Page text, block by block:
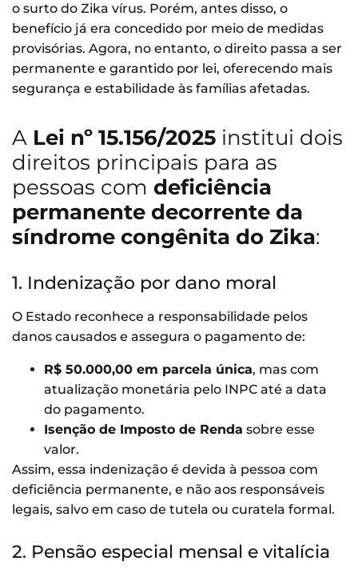
o surto do Zika vírus. Porém, antes disso, o
benefício já era concedido por meio de medidas
provisórias. Agora, no entanto, o direito passa a ser
permanente e garantido por lei, oferecendo mais
segurança e estabilidade às famílias afetadas.
A Lei nº 15.156/2025 institui dois
direitos principais para as
pessoas com deficiência
permanente decorrente da
síndrome congênita do Zika:
1. Indenização por dano moral
O Estado reconhece a responsabilidade pelos
danos causados e assegura o pagamento de:
R$ 50.000,00 em parcela única, mas com
atualização monetária pelo INPC até a data
do pagamento.
Isenção de Imposto de Renda sobre esse
valor.
Assim, essa indenização é devida à pessoa com
deficiência permanente, e não aos responsáveis
legais, salvo em caso de tutela ou curatela formal.
2. Pensão especial mensal e vitalícia